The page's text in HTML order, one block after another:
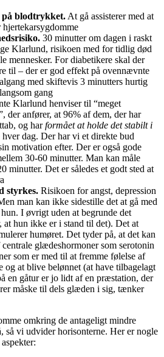
blodtrykket.At gå assisterer med at
30 minutter om dagen i raskt
Klarlund, risikoen med for tidlig død
mennesker. For diabetikere skal der
til – der er god effekt på ovennævnte
med skiftevis 3 minutters hurtig
gang
Klarlund henviser til “meget
der anfører, at 96% af dem, der har
og harformået at holde det stabilt i
hver dag. Der har vi et direkte bud
motivation efter. Der er også gode
30-60 minutter. Man kan måle
minutter. Det er således et godt sted at
styrkes. Risikoen for angst, depression
man kan ikke sidestille det at gå med
I øvrigt uden at begrunde det
hun ikke er i stand til det). Det at
humøret. Det tyder på, at det kan
glædeshormoner som serotonin
som er med til at fremme følelse af
og at blive belønnet (at have tilbagelagt
en gåtur er jo lidt af en præstation, der
måske til dels glæden i sig, tænker
omkring de antageligt mindre
så vi udvider horisonterne. Her er nogle